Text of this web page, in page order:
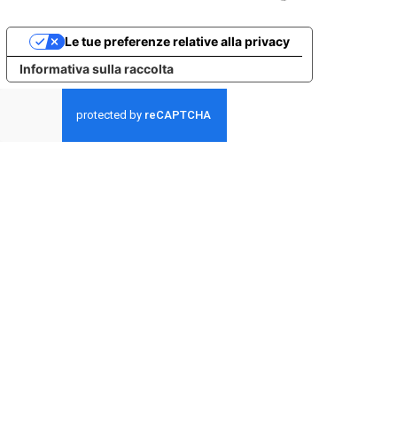
Informativa sulla raccolta
Le tue preferenze relative alla privacy